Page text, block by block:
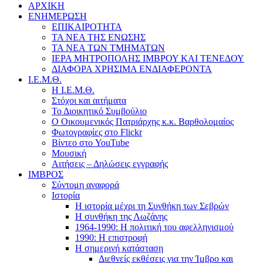
ΑΡΧΙΚΗ
ΕΝΗΜΕΡΩΣΗ
ΕΠΙΚΑΙΡΟΤΗΤΑ
ΤΑ ΝΕΑ ΤΗΣ ΕΝΩΣΗΣ
ΤΑ ΝΕΑ ΤΩΝ ΤΜΗΜΑΤΩΝ
ΙΕΡΑ ΜΗΤΡΟΠΟΛΗΣ ΙΜΒΡΟΥ ΚΑΙ ΤΕΝΕΔΟΥ
ΔΙΑΦΟΡΑ ΧΡΗΣΙΜΑ ΕΝΔΙΑΦΕΡΟΝΤΑ
Ι.Ε.Μ.Θ.
Η Ι.Ε.Μ.Θ.
Στόχοι και αιτήματα
Το Διοικητικό Συμβούλιο
Ο Οικουμενικός Πατριάρχης κ.κ. Βαρθολομαίος
Φωτογραφίες στο Flickr
Βίντεο στο YouTube
Μουσική
Αιτήσεις – Δηλώσεις εγγραφής
ΙΜΒΡΟΣ
Σύντομη αναφορά
Ιστορία
Η ιστορία μέχρι τη Συνθήκη των Σεβρών
Η συνθήκη της Λωζάνης
1964-1990: Η πολιτική του αφελληνισμού
1990: Η επιστροφή
Η σημερινή κατάσταση
Διεθνείς εκθέσεις για την Ίμβρο και